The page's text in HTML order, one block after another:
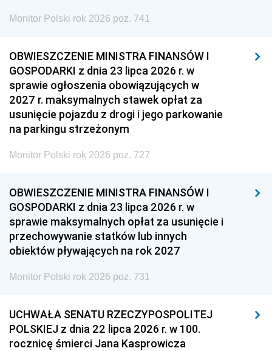
Monitor Polski rok 2026 poz. 741
OBWIESZCZENIE MINISTRA FINANSÓW I
GOSPODARKI z dnia 23 lipca 2026 r. w
sprawie ogłoszenia obowiązujących w
2027 r. maksymalnych stawek opłat za
usunięcie pojazdu z drogi i jego parkowanie
na parkingu strzeżonym
Monitor Polski rok 2026 poz. 727
OBWIESZCZENIE MINISTRA FINANSÓW I
GOSPODARKI z dnia 23 lipca 2026 r. w
sprawie maksymalnych opłat za usunięcie i
przechowywanie statków lub innych
obiektów pływających na rok 2027
Monitor Polski rok 2026 poz. 731
UCHWAŁA SENATU RZECZYPOSPOLITEJ
POLSKIEJ z dnia 22 lipca 2026 r. w 100.
rocznicę śmierci Jana Kasprowicza